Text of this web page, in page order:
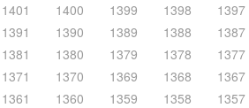
1401 1400 1399 1398 1397
1391 1390 1389 1388 1387
1381 1380 1379 1378 1377
1371 1370 1369 1368 1367
1361 1360 1359 1358 1357